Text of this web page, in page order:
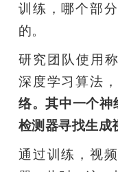
训练，哪个部
的。
研究团队使用
深度学习算法，
络。其中一个神
检测器寻找生成
通过训练，视